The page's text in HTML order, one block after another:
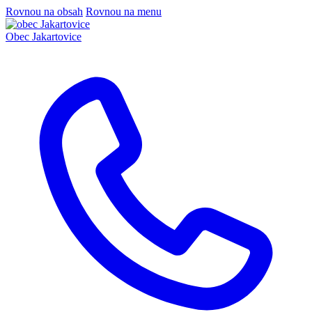
Rovnou na obsah Rovnou na menu
Obec Jakartovice